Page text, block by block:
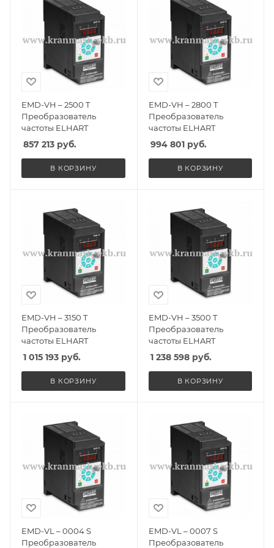
EMD-VH – 2500 T
Преобразователь
частоты ELHART
857 213 руб.
В КОРЗИНУ
EMD-VH – 2800 T
Преобразователь
частоты ELHART
994 801руб.
В КОРЗИНУ
EMD-VH – 3150 T
Преобразователь
частоты ELHART
1 015 193 руб.
В КОРЗИНУ
EMD-VH – 3500 T
Преобразователь
частоты ELHART
1 238 598руб.
В КОРЗИНУ
EMD-VL – 0004 S
Преобразователь
EMD-VL – 0007 S
Преобразователь